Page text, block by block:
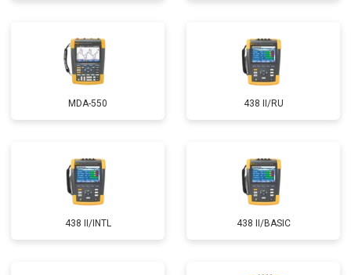
MDA-550 438 II/RU
438 II/INTL 438 II/BASIC